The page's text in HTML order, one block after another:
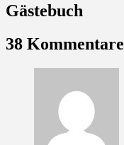
Gästebuch
38 Kommentare